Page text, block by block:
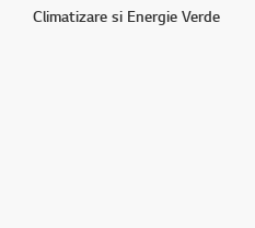
Climatizare si Energie Verde